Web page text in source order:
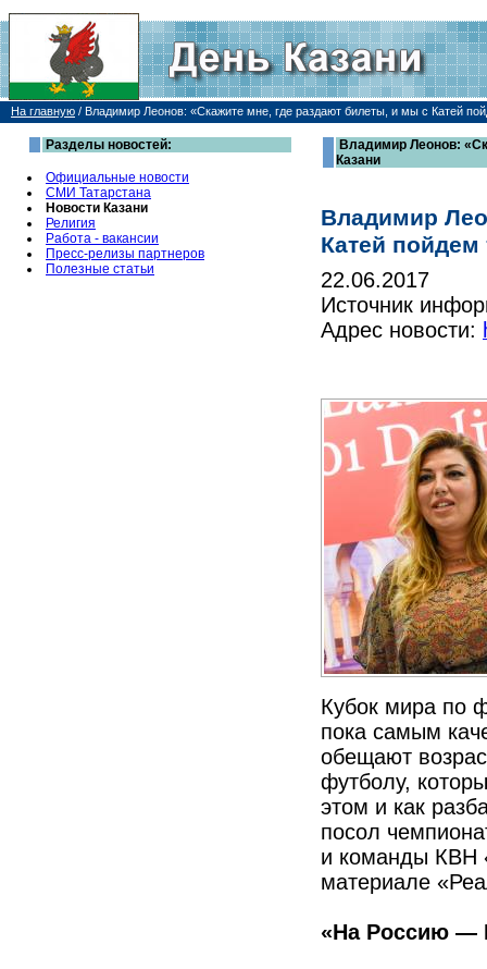
На главную / Владимир Леонов: «Скажите мне, где раздают билеты, и мы с Катей
Разделы новостей:
Официальные новости
СМИ Татарстана
Новости Казани
Религия
Работа - вакансии
Пресс-релизы партнеров
Полезные статьи
Владимир Леонов:
Казани
Владимир
Катей пойдем
22.06.2017
Источник
Адрес новости:
Кубок мира по
пока самым
обещают
футболу,
этом и как
посол
и команды КВН
материале
«На Россию —